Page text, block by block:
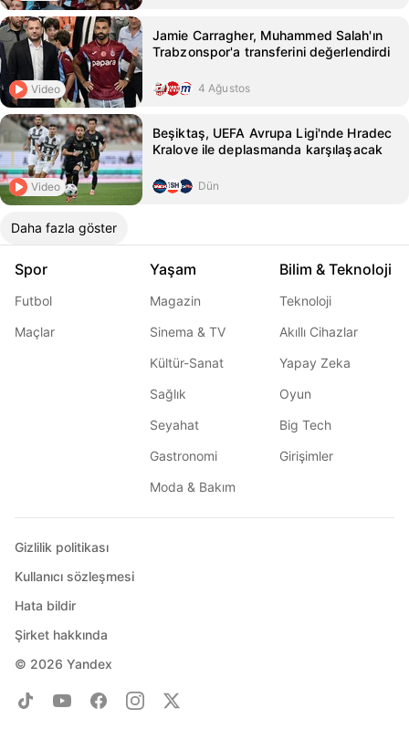
Video
Jamie Carragher, Muhammed Salah'ın
Trabzonspor'a transferini değerlendirdi
4 Ağustos
Video
Beşiktaş, UEFA Avrupa Ligi'nde Hradec
Kralove ile deplasmanda karşılaşacak
Dün
Daha fazla göster
Spor
Futbol
Maçlar
Yaşam
Magazin
Sinema & TV
Kültür-Sanat
Sağlık
Seyahat
Gastronomi
Moda & Bakım
Bilim & Teknoloji
Teknoloji
Akıllı Cihazlar
Yapay Zeka
Oyun
Big Tech
Girişimler
© 2026 Yandex
Gizlilik politikası
Kullanıcı sözleşmesi
Hata bildir
Şirket hakkında